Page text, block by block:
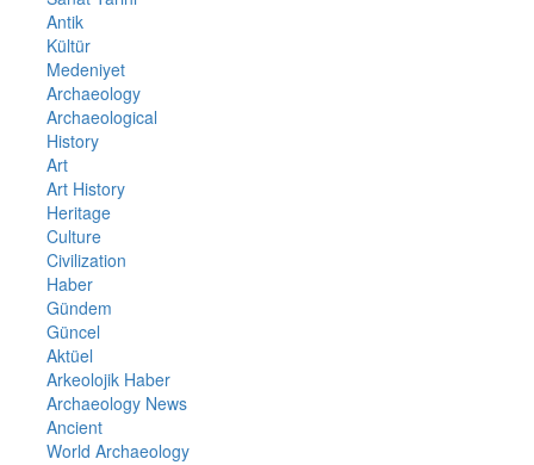
Antik
Kültür
Medeniyet
Archaeology
Archaeological
History
Art
Art History
Heritage
Culture
Civilization
Haber
Gündem
Güncel
Aktüel
Arkeolojik Haber
Archaeology News
Ancient
World Archaeology